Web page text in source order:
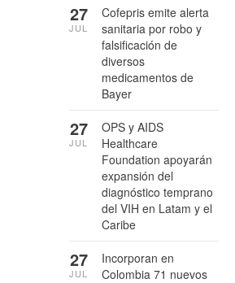
Cofepris emite alerta
sanitaria por robo y
falsificación de
diversos
medicamentos de
Bayer
27
JUL
OPS y AIDS
Healthcare
Foundation apoyarán
expansión del
diagnóstico temprano
del VIH en Latam y el
Caribe
27
JUL
Incorporan en
Colombia 71 nuevos
27
JUL